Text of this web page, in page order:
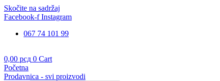
Skočite na sadržaj
Facebook-f Instagram
067 74 101 99
0,00 рсд 0 Cart
Početna
Prodavnica - svi proizvodi